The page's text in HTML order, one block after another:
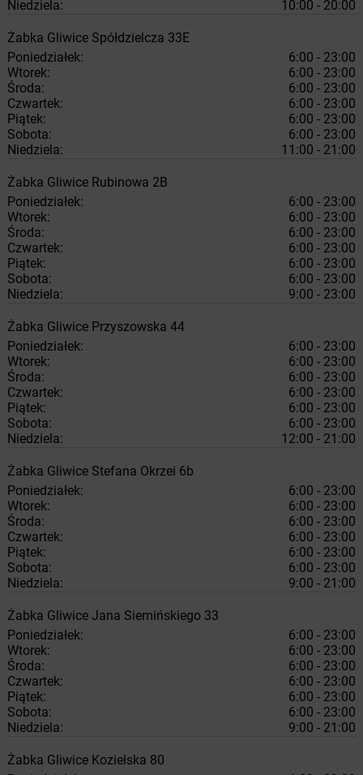
Niedziela: 10:00 - 20:00
Żabka Gliwice Spółdzielcza 33E
Poniedziałek:
6:00 - 23:00
Wtorek:
6:00 - 23:00
Środa:
6:00 - 23:00
Czwartek:
6:00 - 23:00
Piątek:
6:00 - 23:00
Sobota:
6:00 - 23:00
Niedziela:
11:00 - 21:00
Żabka Gliwice Rubinowa 2B
Poniedziałek:
6:00 - 23:00
Wtorek:
6:00 - 23:00
Środa:
6:00 - 23:00
Czwartek:
6:00 - 23:00
Piątek:
6:00 - 23:00
Sobota:
6:00 - 23:00
Niedziela:
9:00 - 23:00
Żabka Gliwice Przyszowska 44
Poniedziałek:
6:00 - 23:00
Wtorek:
6:00 - 23:00
Środa:
6:00 - 23:00
Czwartek:
6:00 - 23:00
Piątek:
6:00 - 23:00
Sobota:
6:00 - 23:00
Niedziela:
12:00 - 21:00
Żabka Gliwice Stefana Okrzei 6b
Poniedziałek:
6:00 - 23:00
Wtorek:
6:00 - 23:00
Środa:
6:00 - 23:00
Czwartek:
6:00 - 23:00
Piątek:
6:00 - 23:00
Sobota:
6:00 - 23:00
Niedziela:
9:00 - 21:00
Żabka Gliwice Jana Siemińskiego 33
Poniedziałek:
6:00 - 23:00
Wtorek:
6:00 - 23:00
Środa:
6:00 - 23:00
Czwartek:
6:00 - 23:00
Piątek:
6:00 - 23:00
Sobota:
6:00 - 23:00
Niedziela:
9:00 - 21:00
Żabka Gliwice Kozielska 80